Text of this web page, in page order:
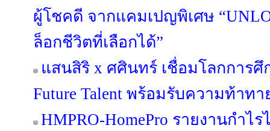
ผู้โชคดี จากแคมเปญพิเศษ
ล็อกชีวิตที่เลือกได้”
แสนสิริ x ศศินทร์ เชื่อมโลกการศึ
Future Talent พร้อมรับความท้าท
HMPRO-HomePro รายงานกำไ